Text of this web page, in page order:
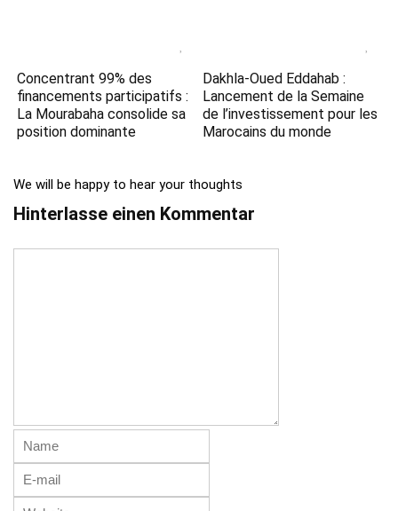
Concentrant 99% des
financements participatifs :
La Mourabaha consolide sa
position dominante
Dakhla-Oued Eddahab :
Lancement de la Semaine
de l’investissement pour les
Marocains du monde
We will be happy to hear your thoughts
Hinterlasse einen Kommentar